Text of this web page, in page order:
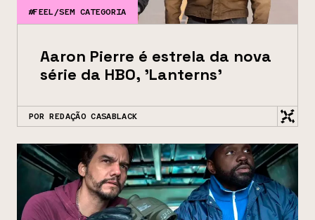
#FEEL/SEM CATEGORIA
Aaron Pierre é estrela da nova
série da HBO, 'Lanterns'
POR REDAÇÃO CASABLACK